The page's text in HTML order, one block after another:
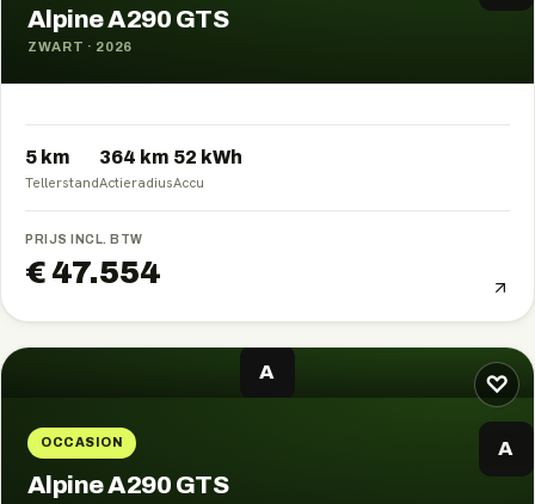
Alpine A290 GTS
ZWART · 2026
5 km
Tellerstand
364 km
Actieradius
52 kWh
Accu
PRIJS INCL. BTW
€ 47.554
♡
A
OCCASION A
Alpine A290 GTS